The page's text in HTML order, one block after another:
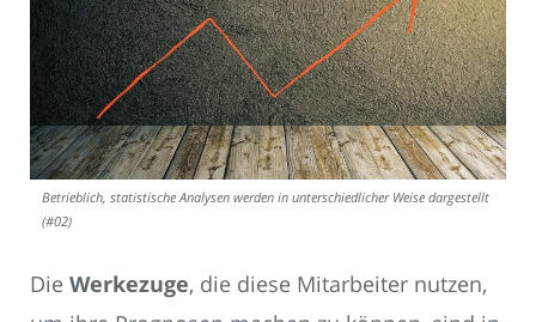
Betrieblich, statistische Analysen werden in unterschiedlicher Weise dargestellt
(#02)
Die Werkezuge, die diese Mitarbeiter nutzen,